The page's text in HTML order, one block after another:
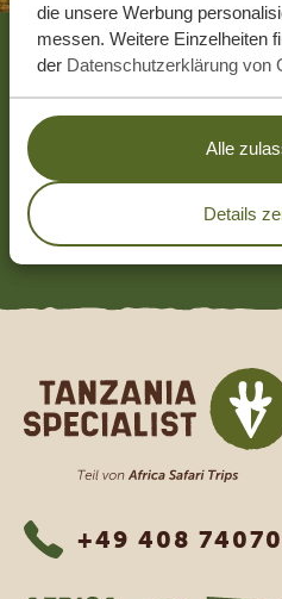
die unsere Werbung
messen. Weitere Einzelheiten
der Datenschutzerklärung von
Alle
Details
Footer
UNSERE GÄSTE
SPECIALIST
4880+
MEHR LESEN
Tanzania Specialist
+49 408